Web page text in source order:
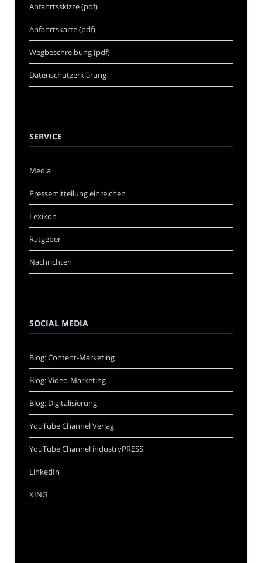
Anfahrtsskizze (pdf)
Anfahrtskarte (pdf)
Wegbeschreibung (pdf)
Datenschutzerklärung
SERVICE
Media
Pressemitteilung einreichen
Lexikon
Ratgeber
Nachrichten
SOCIAL MEDIA
Blog: Content-Marketing
Blog: Video-Marketing
Blog: Digitalisierung
YouTube Channel Verlag
YouTube Channel industryPRESS
LinkedIn
XING